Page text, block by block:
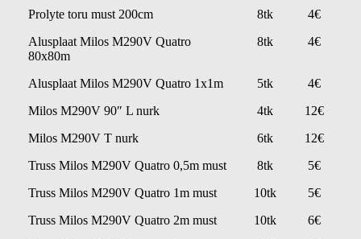
Prolyte toru must 200cm
8tk
4€
Alusplaat Milos M290V Quatro
80x80m
8tk 4€
Alusplaat Milos M290V Quatro 1x1m 5tk
4€
Milos M290V 90″ L nurk
4tk
12€
Milos M290V T nurk
6tk
12€
Truss Milos M290V Quatro 0,5m must
8tk
5€
Truss Milos M290V Quatro 1m must
10tk
5€
Truss Milos M290V Quatro 2m must
10tk
6€